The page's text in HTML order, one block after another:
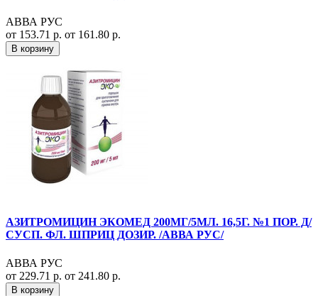
АВВА РУС
от 153.71 р. от 161.80 р.
В корзину
АЗИТРОМИЦИН ЭКОМЕД 200МГ/5МЛ. 16,5Г. №1 ПОР. Д/
СУСП. ФЛ. ШПРИЦ ДОЗИР. /АВВА РУС/
АВВА РУС
от 229.71 р. от 241.80 р.
В корзину